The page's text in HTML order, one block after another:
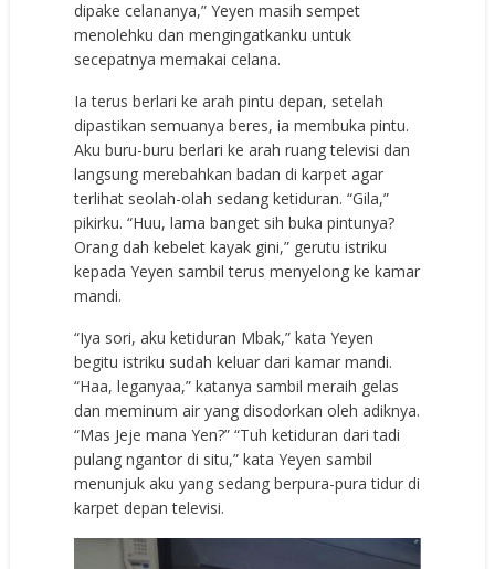
dipake celananya,” Yeyen masih sempet
menolehku dan mengingatkanku untuk
secepatnya memakai celana.
Ia terus berlari ke arah pintu depan, setelah
dipastikan semuanya beres, ia membuka pintu.
Aku buru-buru berlari ke arah ruang televisi dan
langsung merebahkan badan di karpet agar
terlihat seolah-olah sedang ketiduran. “Gila,”
pikirku. “Huu, lama banget sih buka pintunya?
Orang dah kebelet kayak gini,” gerutu istriku
kepada Yeyen sambil terus menyelong ke kamar
mandi.
“Iya sori, aku ketiduran Mbak,” kata Yeyen
begitu istriku sudah keluar dari kamar mandi.
“Haa, leganyaa,” katanya sambil meraih gelas
dan meminum air yang disodorkan oleh adiknya.
“Mas Jeje mana Yen?” “Tuh ketiduran dari tadi
pulang ngantor di situ,” kata Yeyen sambil
menunjuk aku yang sedang berpura-pura tidur di
karpet depan televisi.